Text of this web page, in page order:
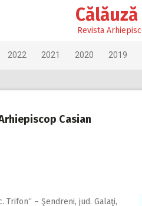
Revista
2022 2021 2020 2019
Casian
Trifon“ – Şendreni, jud. Galaţi,